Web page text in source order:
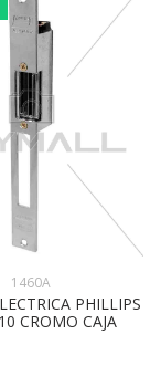
1460A
PHILLIPS
CROMO CAJA